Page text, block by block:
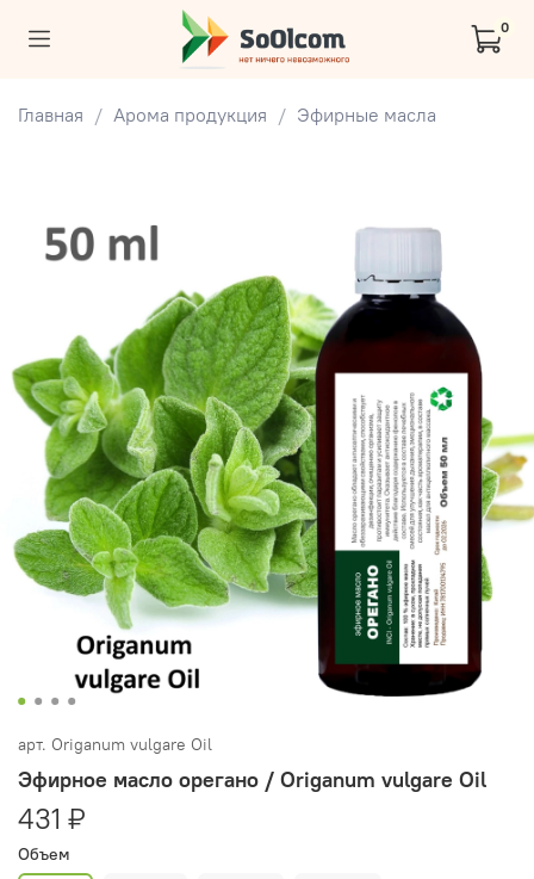
0
Главная Арома продукция Эфирные масла
арт. Origanum vulgare Oil
Эфирное масло орегано / Origanum vulgare Oil
431 ₽
Объем